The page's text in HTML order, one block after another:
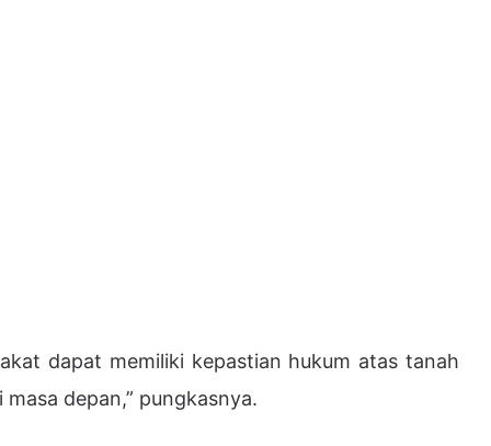
dapat memiliki kepastian hukum atas tanah
depan,” pungkasnya.